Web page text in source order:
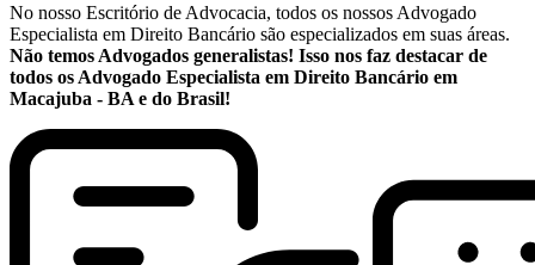
No nosso Escritório de Advocacia, todos os nossos Advogado
Especialista em Direito Bancário são especializados em suas áreas.
Não temos Advogados generalistas! Isso nos faz destacar de
todos os Advogado Especialista em Direito Bancário em
Macajuba - BA e do Brasil!